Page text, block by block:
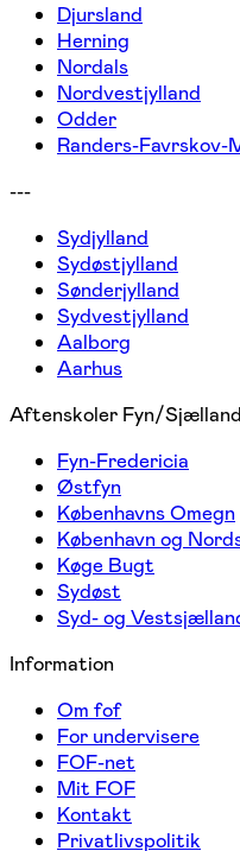
Djursland
Herning
Nordals
Nordvestjylland
Odder
Randers-
---
Sydjylland
Sydøstjylland
Sønderjylland
Sydvestjylland
Aalborg
Aarhus
Aftenskoler Fyn/Sjælland
Fyn-Fredericia
Østfyn
Københavns Omegn
København og
Køge Bugt
Sydøst
Syd- og
Information
Om fof
For undervisere
FOF-net
Mit FOF
Kontakt
Privatlivspolitik